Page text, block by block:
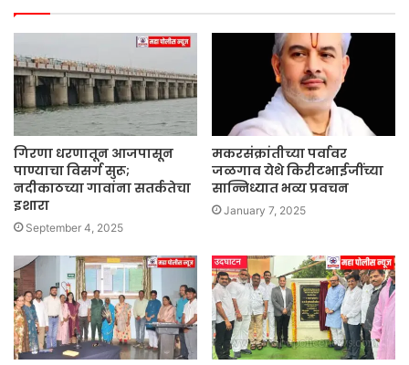
गिरणा धरणातून आजपासून
पाण्याचा विसर्ग सुरू;
नदीकाठच्या गावांना सतर्कतेचा
इशारा
September 4, 2025
मकरसंक्रांतीच्या पर्वावर
जळगाव येथे किरीटभाईजींच्या
सान्निध्यात भव्य प्रवचन
January 7, 2025